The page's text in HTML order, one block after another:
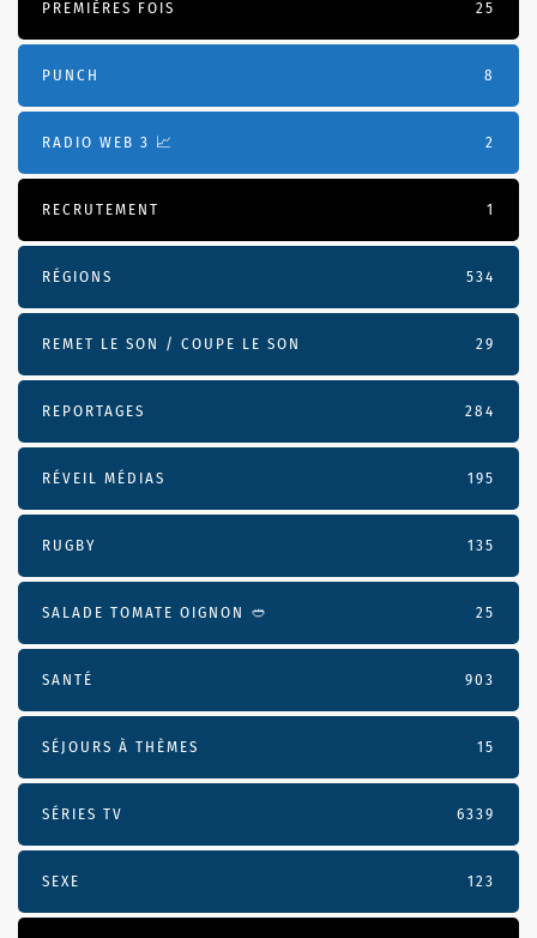
PREMIÈRES FOIS 25
PUNCH 8
RADIO WEB 3 📈 2
RECRUTEMENT 1
RÉGIONS 534
REMET LE SON / COUPE LE SON 29
REPORTAGES 284
RÉVEIL MÉDIAS 195
RUGBY 135
SALADE TOMATE OIGNON 🥙 25
SANTÉ 903
SÉJOURS À THÈMES 15
SÉRIES TV 6339
SEXE 123